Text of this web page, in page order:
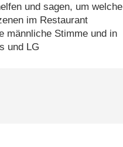
und sagen, um welche
im Restaurant
männliche Stimme und in
und LG